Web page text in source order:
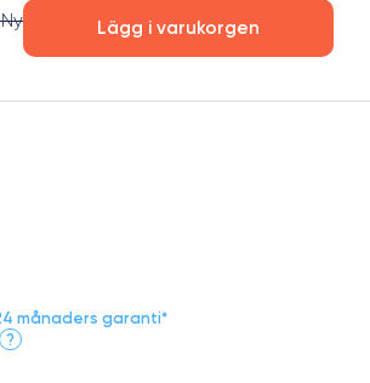
Lägg i varukorgen
månaders garanti*
?